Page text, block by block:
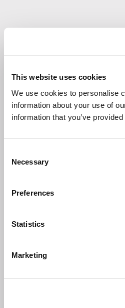
This website uses cookies
We use cookies to personalise
information about your use of
information that you’ve
Selection
Necessary
Preferences
Statistics
Marketing